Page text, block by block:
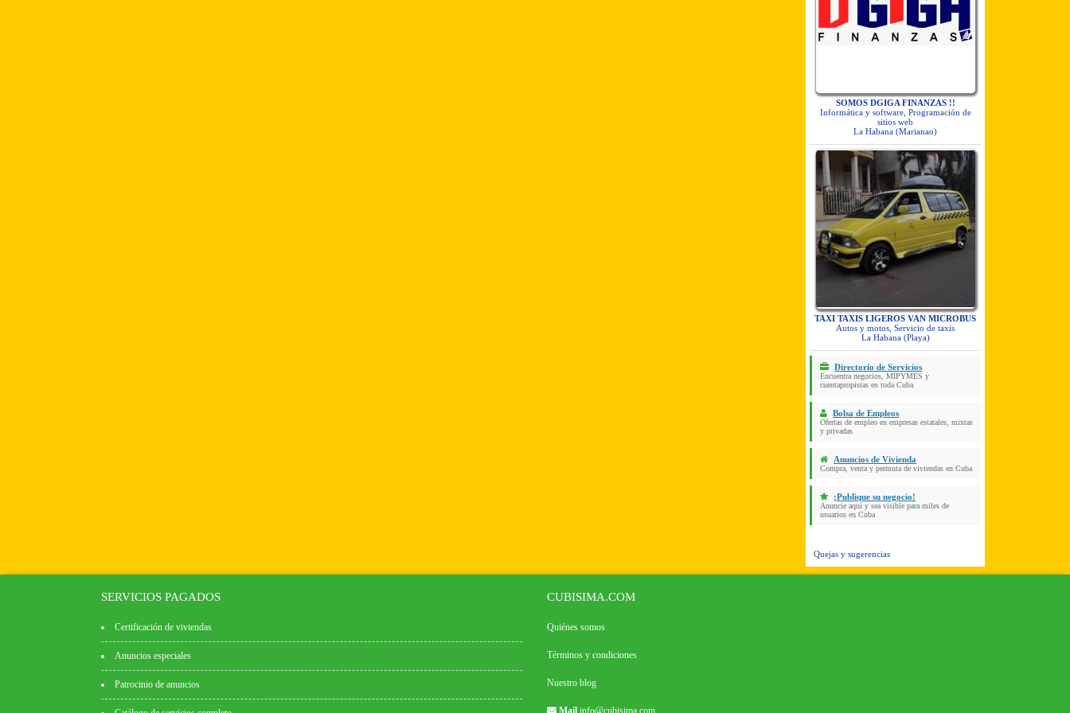
SOMOS DGIGA FINANZAS !!
Informática y software, Programación de
sitios web
La Habana (Marianao)
TAXI TAXIS LIGEROS VAN MICROBUS
Autos y motos, Servicio de taxis
La Habana (Playa)
Directorio de Servicios
Encuentra negocios, MIPYMES y
cuentapropistas en toda Cuba
Bolsa de Empleos
Ofertas de empleo en empresas estatales, mixtas
y privadas
Anuncios de Vivienda
Compra, venta y permuta de viviendas en Cuba
¡Publique su negocio!
Anuncie aquí y sea visible para miles de
usuarios en Cuba
Quejas y sugerencias
SERVICIOS PAGADOS
Certificación de viviendas
Anuncios especiales
Patrocinio de anuncios
CUBISIMA.COM
Quiénes somos
Términos y condiciones
Nuestro blog
Mail info@cubisima.com